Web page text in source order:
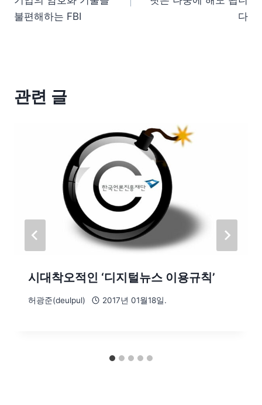
불편해하는 FBI
다
관련 글
시대착오적인 ‘디지털뉴스 이용규칙’
허광준(deulpul) 2017년 01월18일.